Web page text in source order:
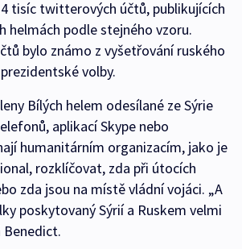
tisíc twitterových účtů, publikujících
helmách podle stejného vzoru.
bylo známo z vyšetřování ruského
volby.
Bílých helem odesílané ze Sýrie
aplikací Skype nebo
humanitárním organizacím, jako je
rozklíčovat, zda při útocích
zda jsou na místě vládní vojáci. „A
poskytovaný Sýrií a Ruskem velmi
Benedict.